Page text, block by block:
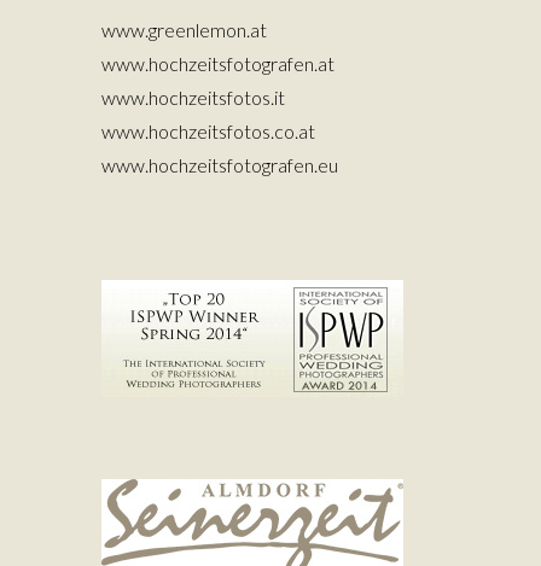
www.greenlemon.at
www.hochzeitsfotografen.at
www.hochzeitsfotos.it
www.hochzeitsfotos.co.at
www.hochzeitsfotografen.eu